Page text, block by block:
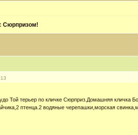
Сюрпризом!
Той терьер по кличке Сюрприз.Домашняя кличка
птенца.2 водяные черепашки,морская